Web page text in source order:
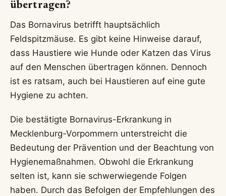
übertragen?
Das Bornavirus betrifft hauptsächlich
Feldspitzmäuse. Es gibt keine Hinweise darauf,
dass Haustiere wie Hunde oder Katzen das Virus
auf den Menschen übertragen können. Dennoch
ist es ratsam, auch bei Haustieren auf eine gute
Hygiene zu achten.
Die bestätigte Bornavirus-Erkrankung in
Mecklenburg-Vorpommern unterstreicht die
Bedeutung der Prävention und der Beachtung von
Hygienemaßnahmen. Obwohl die Erkrankung
selten ist, kann sie schwerwiegende Folgen
haben. Durch das Befolgen der Empfehlungen des